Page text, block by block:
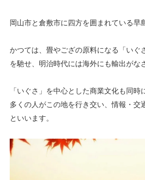
岡山市と倉敷市に四方を囲まれている早
かつては、畳やござの原料になる「いぐ
を馳せ、明治時代には海外にも輸出がな
「いぐさ」を中心とした商業文化も同時
多くの人がこの地を行き交い、情報・交
といいます。